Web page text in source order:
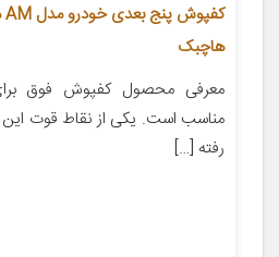
هاچبک
مناسب است. یکی از نقاط قوت
رفته […]